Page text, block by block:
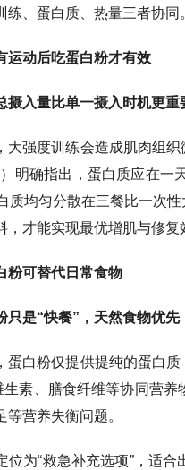
练、蛋白质、热量三者协同
运动后吃蛋白粉才有效
摄入量比单一摄入时机更重
大强度训练会造成肌肉组
明确指出，蛋白质应在
质均匀分散在三餐比一次
，才能实现最优增肌与修复
粉可替代日常食物
只是“快餐”，天然食物优先
蛋白粉仅提供提纯的蛋白
素、膳食纤维等协同营
营养失衡问题。
位为“救急补充选项”，适